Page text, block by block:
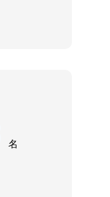
名